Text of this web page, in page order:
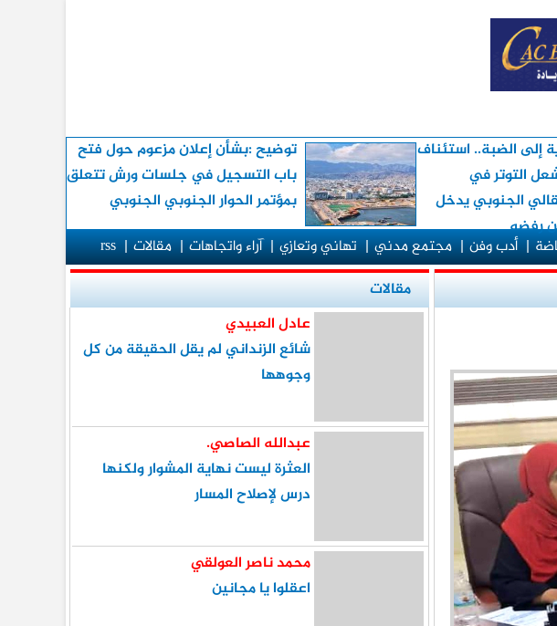
إلى الضبة.. استئناف
التوتر في
الجنوبي يدخل
رفضه
توضيح :بشأن إعلان مزعوم حول فتح
باب التسجيل في جلسات ورش تتعلق
بمؤتمر الحوار الجنوبي الجنوبي
|أدب وفن|مجتمع مدني|تهاني وتعازي|آراء واتجاهات|مقالات|
rss
مقالات
عادل العبيدي
شائع الزنداني لم يقل الحقيقة من كل
وجوهها
عبدالله الصاصي.
العثرة ليست نهاية المشوار ولكنها
درس لإصلاح المسار
محمد ناصر العولقي
اعقلوا يا مجانين